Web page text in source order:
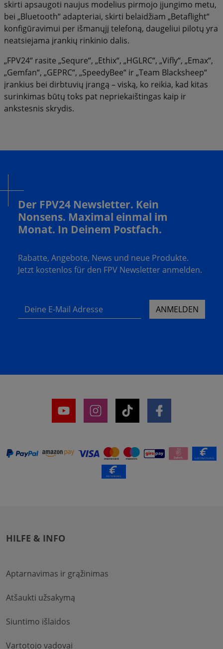
skirti apsaugoti naujus modelius pirmojo įjungimo metu,
bei „Bluetooth“ adapteriai, skirti belaidžiam „Betaflight“
konfigūravimui per išmanųjį telefoną, daugeliui pilotų yra
neatsiejama įrankių rinkinio dalis.
„FPV24“ rasite „Sequre“, „Ethix“, „HGLRC“, „Vifly“, „Emax“,
„Gemfan“, „GEPRC“, „SpeedyBee“ ir „Team Blacksheep“
įrankius bei dirbtuvių įrangą – viską, ko reikia, kad kitas
surinkimas būtų toks pat nepriekaištingas kaip ir
ankstesnis skrydis.
Der FPV24 Newsletter. Kein
Nonsens. Maximal einmal im
Monat. In Deinem Postfach.
Rabatte, Angebote, News und neue Produkte.
Jetzt kostenlos für den FPV Newsletter anmelden.
Deine E-Mail Adresse ANMELDEN
HILFE & INFO
Aptarnavimas ir grąžinimas
Atšaukti užsakymą
Siuntimo išlaidos
Vartotojo vadovai